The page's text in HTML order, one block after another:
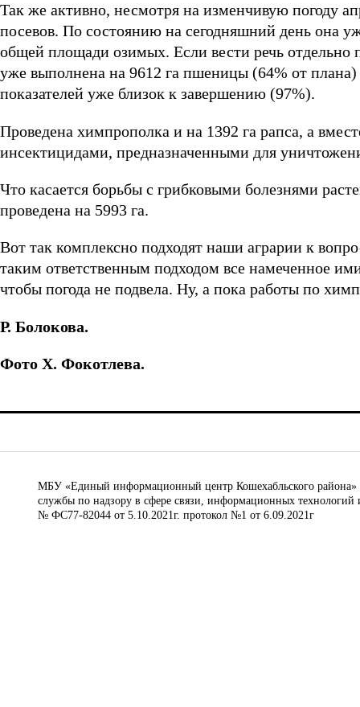
Так же активно, несмотря на изменчивую погоду
посевов. По состоянию на сегодняшний день она
общей площади озимых. Если вести речь отдельно
уже выполнена на 9612 га пшеницы (64% от
показателей уже близок к завершению (97%).
Проведена химпрополка и на 1392 га рапса, а
инсектицидами, предназначенными для
Что касается борьбы с грибковыми болезнями
проведена на 5993 га.
Вот так комплексно подходят наши аграрии к
таким ответственным подходом все намеченное
чтобы погода не подвела. Ну, а пока работы по
Р. Болокова.
Фото Х. Фокотлева.
МБУ «Единый информационный центр Кошехабльского района»
службы по надзору в сфере связи, информационных
№ ФС77-82044 от 5.10.2021г. протокол №1 от 6.09.2021г